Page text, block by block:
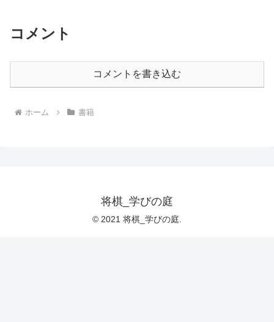
コメント
コメントを書き込む
ホーム 書籍
将棋_学びの庭
© 2021 将棋_学びの庭.